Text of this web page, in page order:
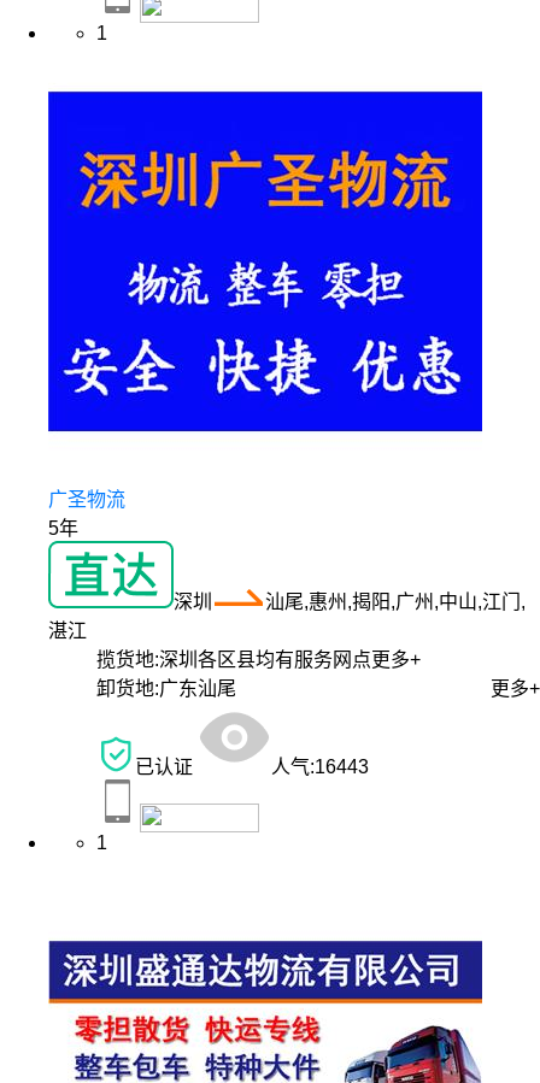
1
广圣物流
5年
深圳
汕尾,惠州,揭阳,广州,中山,江门,
湛江
揽货地:深圳各区县均有服务网点更多+
卸货地:广东汕尾 更多+
已认证 人气:16443
1